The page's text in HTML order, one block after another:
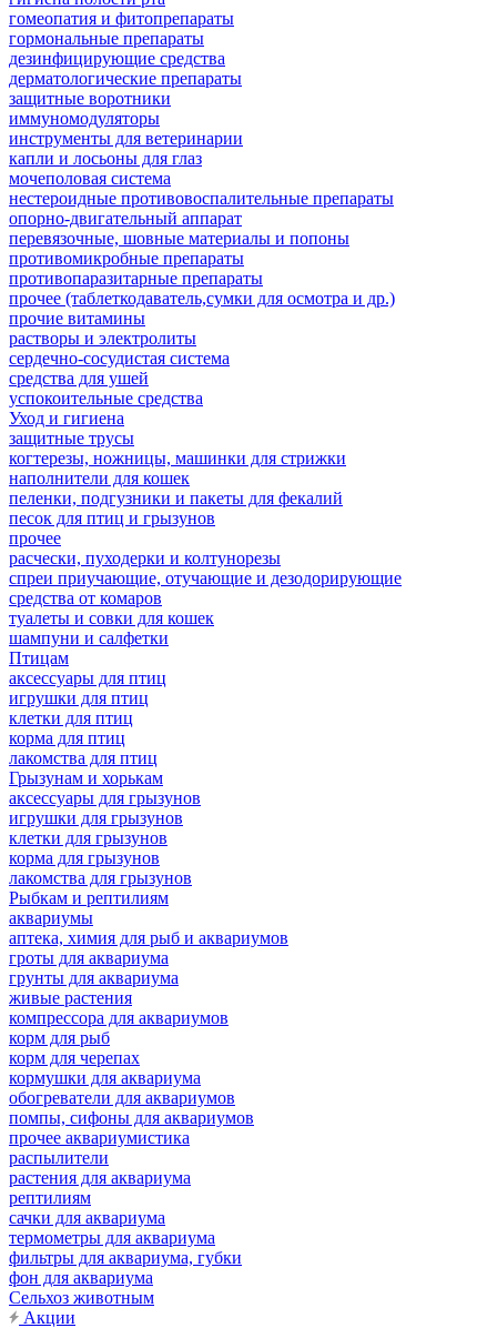
гомеопатия и фитопрепараты
гормональные препараты
дезинфицирующие средства
дерматологические препараты
защитные воротники
иммуномодуляторы
инструменты для ветеринарии
капли и лосьоны для глаз
мочеполовая система
нестероидные противовоспалительные препараты
опорно-двигательный аппарат
перевязочные, шовные материалы и попоны
противомикробные препараты
противопаразитарные препараты
прочее (таблеткодаватель,сумки для осмотра и др.)
прочие витамины
растворы и электролиты
сердечно-сосудистая система
средства для ушей
успокоительные средства
Уход и гигиена
защитные трусы
когтерезы, ножницы, машинки для стрижки
наполнители для кошек
пеленки, подгузники и пакеты для фекалий
песок для птиц и грызунов
прочее
расчески, пуходерки и колтунорезы
спреи приучающие, отучающие и дезодорирующие
средства от комаров
туалеты и совки для кошек
шампуни и салфетки
Птицам
аксессуары для птиц
игрушки для птиц
клетки для птиц
корма для птиц
лакомства для птиц
Грызунам и хорькам
аксессуары для грызунов
игрушки для грызунов
клетки для грызунов
корма для грызунов
лакомства для грызунов
Рыбкам и рептилиям
аквариумы
аптека, химия для рыб и аквариумов
гроты для аквариума
грунты для аквариума
живые растения
компрессора для аквариумов
корм для рыб
корм для черепах
кормушки для аквариума
обогреватели для аквариумов
помпы, сифоны для аквариумов
прочее аквариумистика
распылители
растения для аквариума
рептилиям
сачки для аквариума
термометры для аквариума
фильтры для аквариума, губки
фон для аквариума
Сельхоз животным
Акции